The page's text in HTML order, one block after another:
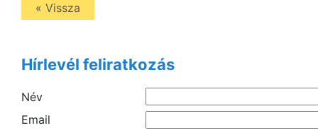
« Vissza
Hírlevél feliratkozás
Név
Email